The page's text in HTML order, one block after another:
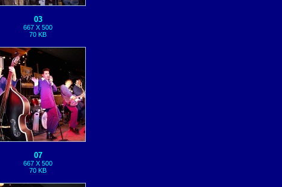
03
667 X 500
70 KB
07
667 X 500
70 KB